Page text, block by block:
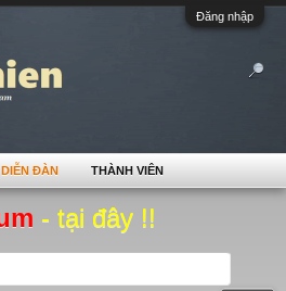
Đăng nhập
- tại đây !!
DIỄN ĐÀN THÀNH VIÊN